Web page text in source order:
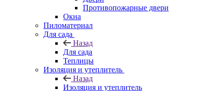
Противопожарные двери
Окна
Пиломатериал
Для сада
Назад
Для сада
Теплицы
Изоляция и утеплитель
Назад
Изоляция и утеплитель